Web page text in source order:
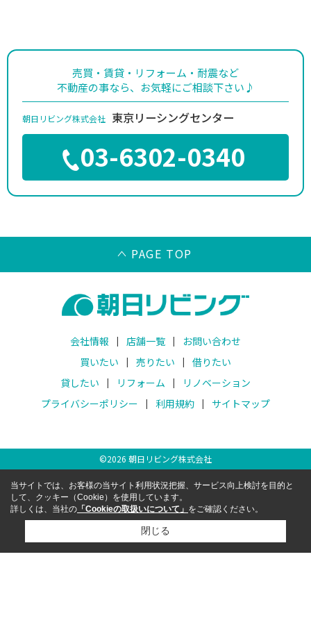
売買・賃貸・リフォーム・耐震など
不動産の事なら、お気軽にご相談下さい♪
朝日リビング株式会社 東京リーシングセンター
03-6302-0340
PAGE TOP
会社情報 店舗一覧
お問い合わせ
買いたい
売りたい
借りたい
貸したい
リフォーム
リノベーション
プライバシーポリシー
利用規約 サイトマップ
©2026 朝日リビング株式会社
当サイトでは、お客様の当サイト利用状況把握、サービス向上検討を目的と
して、クッキー（Cookie）を使用しています。
詳しくは、当社の 「Cookieの取扱いについて」 をご確認ください。
閉じる